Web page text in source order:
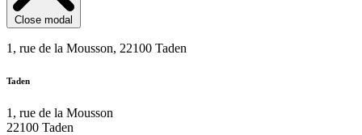
Close modal
1, rue de la Mousson, 22100 Taden
Taden
1, rue de la Mousson
22100 Taden